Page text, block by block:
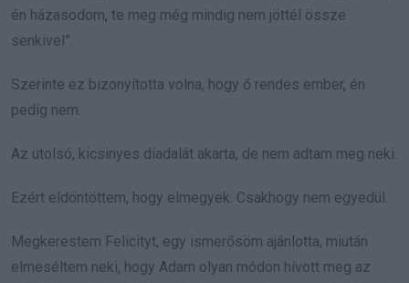
én házasodom, te meg még mindig nem jöttél össze
senkivel”.
Szerinte ez bizonyította volna, hogy ő rendes ember, én
pedig nem.
Az utolsó, kicsinyes diadalát akarta, de nem adtam meg neki.
Ezért eldöntöttem, hogy elmegyek. Csakhogy nem egyedül.
Megkerestem Felicityt, egy ismerősöm ajánlotta, miután
elmeséltem neki, hogy Adam olyan módon hívott meg az